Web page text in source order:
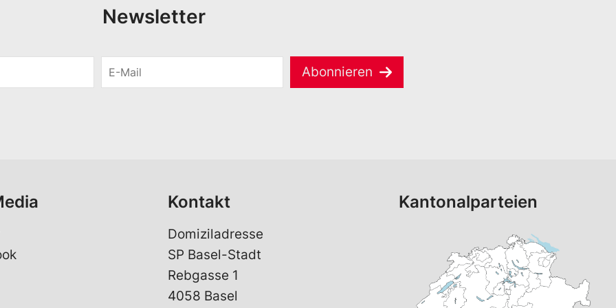
Newsletter
M
Abonnieren
Kontakt
Domiziladresse
SP Basel-Stadt
Rebgasse 1
4058 Basel
Kantonalparteien